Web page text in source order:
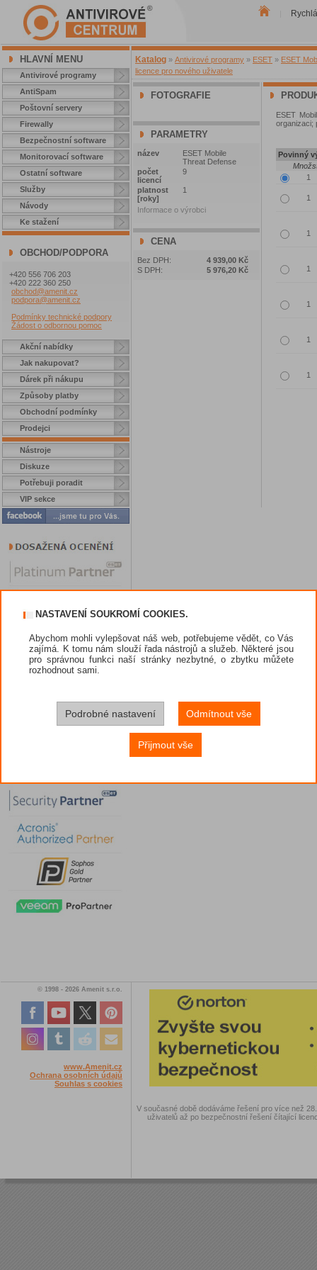
HLAVNÍ MENU
Antivirové programy
AntiSpam
Poštovní servery
Firewally
Bezpečnostní software
Monitorovací software
Ostatní software
Služby
Návody
Ke stažení
OBCHOD/PODPORA
+420 556 706 203
+420 222 360 250
obchod@amenit.cz
podpora@amenit.cz
Podmínky technické podpory
Žádost o odbornou pomoc
Akční nabídky
Jak nakupovat?
Dárek při nákupu
Způsoby platby
Obchodní podmínky
Prodejci
Nástroje
Diskuze
Potřebuji poradit
VIP sekce
Katalog » Antivirové programy » ESET » ESET
licence pro nového uživatele
FOTOGRAFIE
PARAMETRY
název
ESET Mobile
Threat Defense
počet
licencí
9
platnost
[roky]
1
Informace o výrobci
CENA
Bez DPH:
4 939,00 Kč
S DPH:
5 976,20 Kč
ESET
organizaci;
Povinný
© 1998 - 2026 Amenit s.r.o.
www.Amenit.cz
Ochrana osobních údajů
Souhlas s cookies
V současné době dodáváme řešení pro více než
uživatelů až po bezpečnostní řešení čítající
NASTAVENÍ SOUKROMÍ COOKIES.
Abychom mohli vylepšovat náš web, potřebujeme vědět, co Vás
zajímá. K tomu nám slouží řada nástrojů a služeb. Některé jsou
pro správnou funkci naší stránky nezbytné, o zbytku můžete
rozhodnout sami.
Podrobné nastavení Odmítnout vše
Přijmout vše